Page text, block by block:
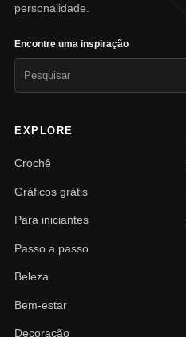
personalidade.
Encontre uma inspiração
EXPLORE
Crochê
Gráficos grátis
Para iniciantes
Passo a passo
Beleza
Bem-estar
Decoração